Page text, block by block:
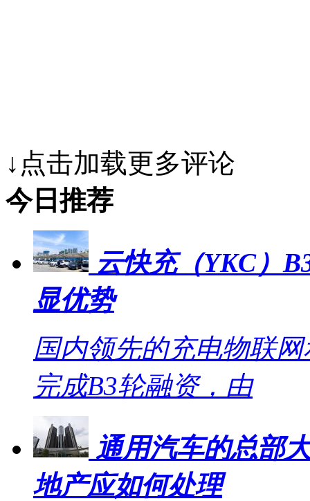
↓点击加载更多评论
今日推荐
云快充（YKC）
显优势
国内领先的充电物联
完成B3轮融资，由
通用汽车的总部
地产应如何处理